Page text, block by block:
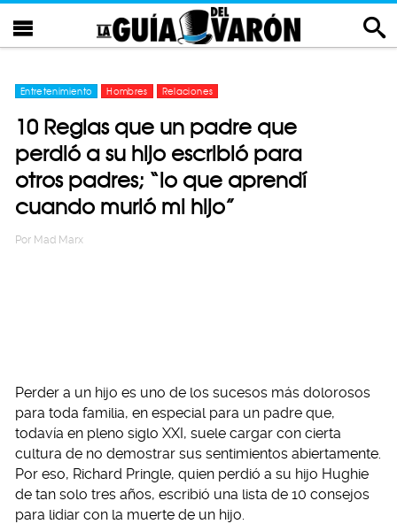
Entretenimiento Hombres Relaciones
10 Reglas que un padre que
perdió a su hijo escribió para
otros padres; “lo que aprendí
cuando murió mi hijo”
Por Mad Marx
Perder a un hijo es uno de los sucesos más dolorosos
para toda familia, en especial para un padre que,
todavía en pleno siglo XXI, suele cargar con cierta
cultura de no demostrar sus sentimientos abiertamente.
Por eso, Richard Pringle, quien perdió a su hijo Hughie
de tan solo tres años, escribió una lista de 10 consejos
para lidiar con la muerte de un hijo.